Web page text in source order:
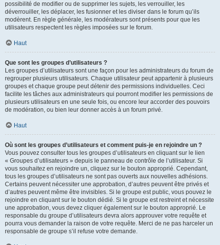
possibilité de modifier ou de supprimer les sujets, les verrouiller, les
déverrouiller, les déplacer, les fusionner et les diviser dans le forum qu’ils
modèrent. En règle générale, les modérateurs sont présents pour que les
utilisateurs respectent les règles imposées sur le forum.
Haut
Que sont les groupes d’utilisateurs ?
Les groupes d’utilisateurs sont une façon pour les administrateurs du forum de
regrouper plusieurs utilisateurs. Chaque utilisateur peut appartenir à plusieurs
groupes et chaque groupe peut détenir des permissions individuelles. Ceci
facilite les tâches aux administrateurs qui pourront modifier les permissions de
plusieurs utilisateurs en une seule fois, ou encore leur accorder des pouvoirs
de modération, ou bien leur donner accès à un forum privé.
Haut
Où sont les groupes d’utilisateurs et comment puis-je en rejoindre un ?
Vous pouvez consulter tous les groupes d’utilisateurs en cliquant sur le lien
« Groupes d’utilisateurs » depuis le panneau de contrôle de l’utilisateur. Si
vous souhaitez en rejoindre un, cliquez sur le bouton approprié. Cependant,
tous les groupes d’utilisateurs ne sont pas ouverts aux nouvelles adhésions.
Certains peuvent nécessiter une approbation, d’autres peuvent être privés et
d’autres peuvent même être invisibles. Si le groupe est public, vous pouvez le
rejoindre en cliquant sur le bouton dédié. Si le groupe est restreint et nécessite
une approbation, vous devez cliquer également sur le bouton approprié. Le
responsable du groupe d’utilisateurs devra alors approuver votre requête et
pourra vous demander la raison de votre requête. Merci de ne pas harceler un
responsable de groupe s’il refuse votre demande.